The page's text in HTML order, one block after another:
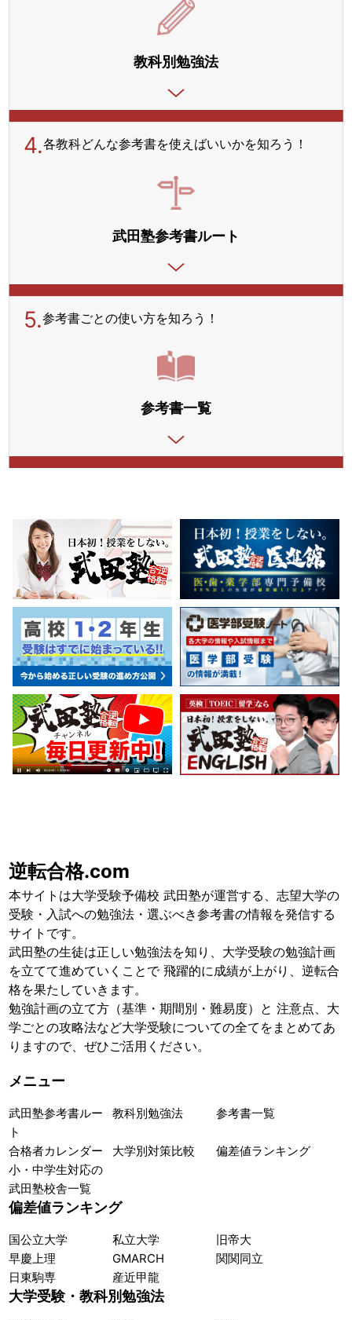
教科別勉強法
4.各教科どんな参考書を使えばいいかを知ろう！
武田塾参考書ルート
5.参考書ごとの使い方を知ろう！
参考書一覧
逆転合格.com
本サイトは大学受験予備校 武田塾が運営する、志望大学の
受験・入試への勉強法・選ぶべき参考書の情報を発信する
サイトです。
武田塾の生徒は正しい勉強法を知り、大学受験の勉強計画
を立てて進めていくことで 飛躍的に成績が上がり、逆転合
格を果たしていきます。
勉強計画の立て方（基準・期間別・難易度）と 注意点、大
学ごとの攻略法など大学受験についての全てをまとめてあ
りますので、ぜひご活用ください。
メニュー
武田塾参考書ルー
ト
教科別勉強法 参考書一覧
合格者カレンダー 大学別対策比較
偏差値ランキング
小・中学生対応の
武田塾校舎一覧
偏差値ランキング
国公立大学 私立大学
旧帝大
早慶上理
GMARCH
関関同立
日東駒専
産近甲龍
大学受験・教科別勉強法